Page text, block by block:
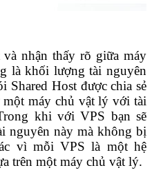
nhận thấy rõ giữa máy
là khối lượng tài nguyên
Shared Host được chia sẻ
máy chủ vật lý với tài
khi với VPS bạn sẽ
nguyên này mà không bị
vì mỗi VPS là một hệ
trên một máy chủ vật lý.